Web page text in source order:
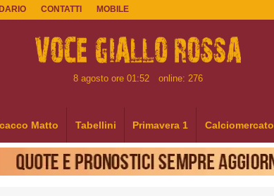
CONTATTI MOBILE
8 agosto ore 01:52 online: 276
Matto Tabellini Primavera 1 Calciomercato